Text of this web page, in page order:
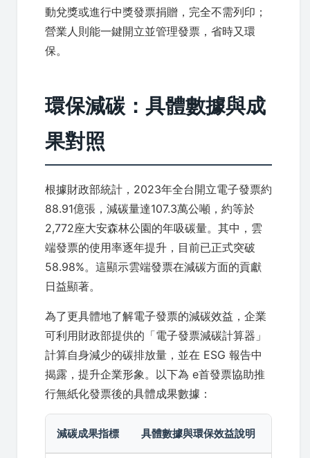
動兌獎或進行中獎發票捐贈，完全不需列印；
營業人則能一鍵開立並管理發票，省時又環
保。
環保減碳：具體數據與成
果對照
根據財政部統計，2023年全台開立電子發票約
88.91億張，減碳量達107.3萬公噸，約等於
2,772座大安森林公園的年吸碳量。其中，雲
端發票的使用率逐年提升，目前已正式突破
58.98%。這顯示雲端發票在減碳方面的貢獻
日益顯著。
為了更具體地了解電子發票的減碳效益，企業
可利用財政部提供的「電子發票減碳計算器」
計算自身減少的碳排放量，並在 ESG 報告中
揭露，提升企業形象。以下為 e首發票協助推
行無紙化發票後的具體成果數據：
減碳成果指標 具體數據與環保效益說明